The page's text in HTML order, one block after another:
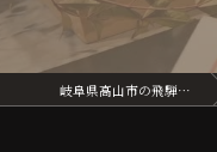
岐阜県高山市の飛騨牛なら飛騨牛割烹 大蛇